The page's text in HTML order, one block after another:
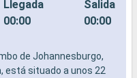
Llegada
00:00
Salida
00:00
de Johannesburgo,
está situado a unos 22